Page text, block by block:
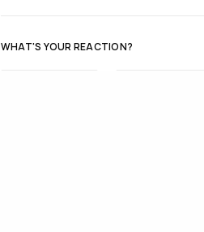
WHAT'S YOUR REACTION?